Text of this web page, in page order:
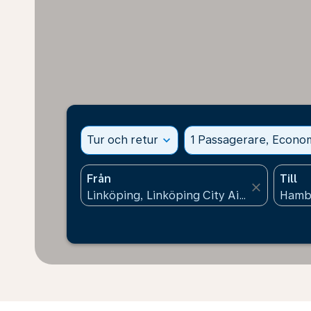
Tur och retur expand_more 1 Passagerare,
Från
close
Till